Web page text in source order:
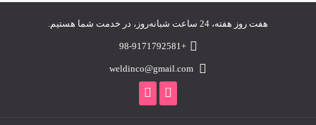
هفت روز هفته، 24 ساعت شبانه‌روز، در خدمت شما هستیم.
+98-9171792581
weldinco@gmail.com